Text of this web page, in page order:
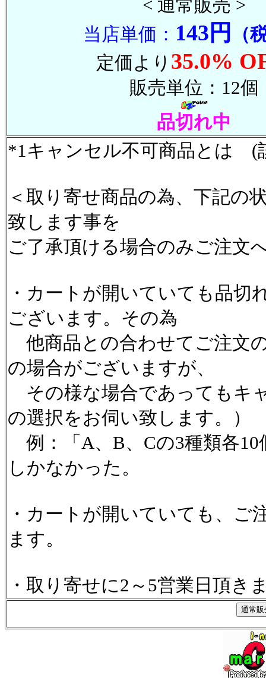
< 通常販売 >
当店単価： 143円
（
定価より 35.0%
販売単位：12個
品切れ中
*1キャンセル不可商品とは (
＜取り寄せ商品の為、下記の
致します事を
ご了承頂ける場合のみご注文
・カートが開いていても品切
ございます。その為
他商品との合わせてご注文
の場合がございますが、
その様な場合であってもキ
の選択をお伺い致します。）
例：「A、B、Cの3種類各10
しかなかった。
・カートが開いていても、ご
ます。
・取り寄せに2～5営業日頂き